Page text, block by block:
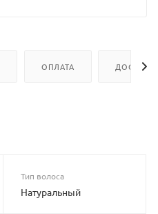
ОПЛАТА
Тип волоса
Натуральный